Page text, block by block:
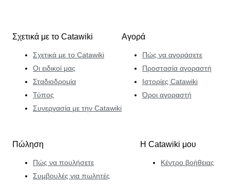
Σχετικά με το Catawiki
Σχετικά με το Catawiki
Οι ειδικοί μας
Σταδιοδρομία
Τύπος
Συνεργασία με την Catawiki
Αγορά
Πώς να αγοράσετε
Προστασία αγοραστή
Ιστορίες Catawiki
Όροι αγοραστή
Πώληση
Πώς να πουλήσετε
Συμβουλές για πωλητές
Η Catawiki μου
Κέντρο βοήθειας